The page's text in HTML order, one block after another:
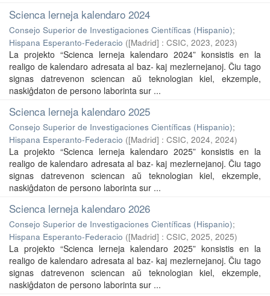
Scienca lerneja kalendaro 2024
Consejo Superior de Investigaciones Científicas (Hispanio);
Hispana Esperanto-Federacio ([Madrid] : CSIC, 2023, 2023)
La projekto “Scienca lerneja kalendaro 2024” konsistis en la
realigo de kalendaro adresata al baz- kaj mezlernejanoj. Ĉiu tago
signas datrevenon sciencan aŭ teknologian kiel, ekzemple,
naskiĝdaton de persono laborinta sur ...
Scienca lerneja kalendaro 2025
Consejo Superior de Investigaciones Científicas (Hispanio);
Hispana Esperanto-Federacio ([Madrid] : CSIC, 2024, 2024)
La projekto “Scienca lerneja kalendaro 2025” konsistis en la
realigo de kalendaro adresata al baz- kaj mezlernejanoj. Ĉiu tago
signas datrevenon sciencan aŭ teknologian kiel, ekzemple,
naskiĝdaton de persono laborinta sur ...
Scienca lerneja kalendaro 2026
Consejo Superior de Investigaciones Científicas (Hispanio);
Hispana Esperanto-Federacio ([Madrid] : CSIC, 2025, 2025)
La projekto “Scienca lerneja kalendaro 2025” konsistis en la
realigo de kalendaro adresata al baz- kaj mezlernejanoj. Ĉiu tago
signas datrevenon sciencan aŭ teknologian kiel, ekzemple,
naskiĝdaton de persono laborinta sur ...